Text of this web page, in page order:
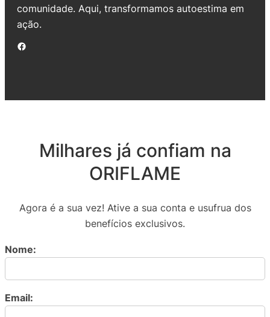
comunidade. Aqui, transformamos autoestima em
ação.
Facebook
Milhares já confiam na
ORIFLAME
Agora é a sua vez! Ative a sua conta e usufrua dos
benefícios exclusivos.
Nome:
Email: